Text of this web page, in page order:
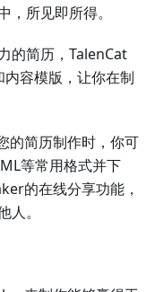
所见即所得。
的简历，TalenCat
容模版，让你在制
的简历制作时，你可
等常用格式并下
的在线分享功能，
。